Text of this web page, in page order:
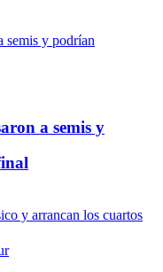
a semis y